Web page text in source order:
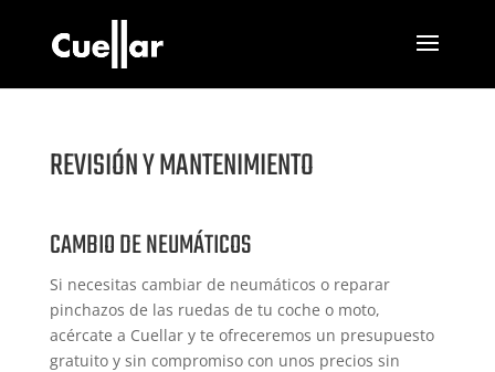
REVISIÓN Y MANTENIMIENTO
CAMBIO DE NEUMÁTICOS
Si necesitas cambiar de neumáticos o reparar
pinchazos de las ruedas de tu coche o moto,
acércate a Cuellar y te ofreceremos un presupuesto
gratuito y sin compromiso con unos precios sin